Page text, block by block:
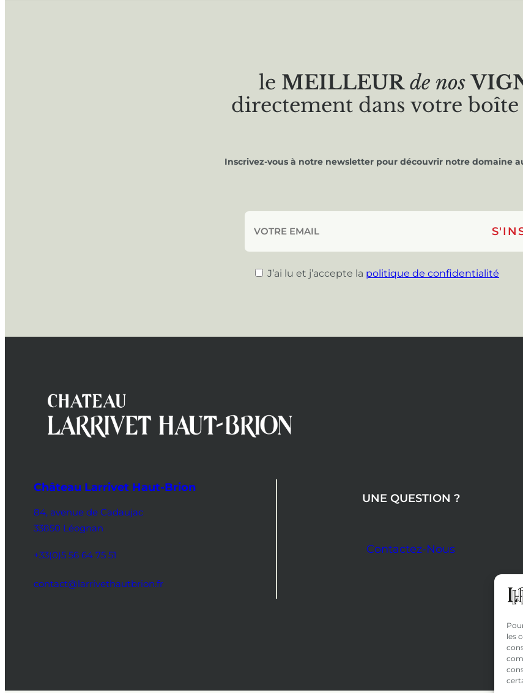
les
le MEILLEUR de nos
directement dans votre boîte
Inscrivez-vous à notre newsletter pour découvrir notre domaine
J’ai lu et j’accepte la politique de confidentialité
Château Larrivet Haut-Brion
84, avenue de Cadaujac
33850 Léognan
+33(0)5 56 64 75 51
contact@larrivethautbrion.fr
UNE QUESTION ?
Contactez-Nous